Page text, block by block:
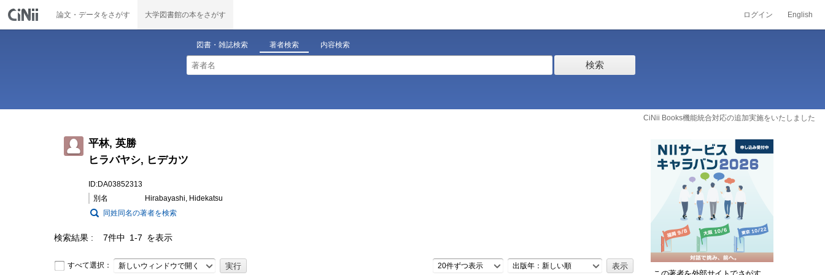
論文・データをさがす 大学図書館の本をさがす ログイン English
図書・雑誌検索 著者検索 内容検索
検索
CiNii Books機能統合対応の追加実施をいたしました
平林, 英勝
ヒラバヤシ, ヒデカツ
ID:DA03852313
別名
Hirabayashi, Hidekatsu
同姓同名の著者を検索
検索結果 7件中 1-7 を表示
すべて選択： 新しいウィンドウで開く 20件ずつ表示 出版年：新しい順